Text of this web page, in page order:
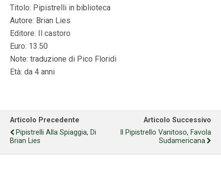
Titolo: Pipistrelli in biblioteca
Autore: Brian Lies
Editore: Il castoro
Euro: 13.50
Note: traduzione di Pico Floridi
Età: da 4 anni
Articolo Precedente
Pipistrelli Alla Spiaggia, Di
Brian Lies
Articolo Successivo
Il Pipistrello Vanitoso, Favola
Sudamericana